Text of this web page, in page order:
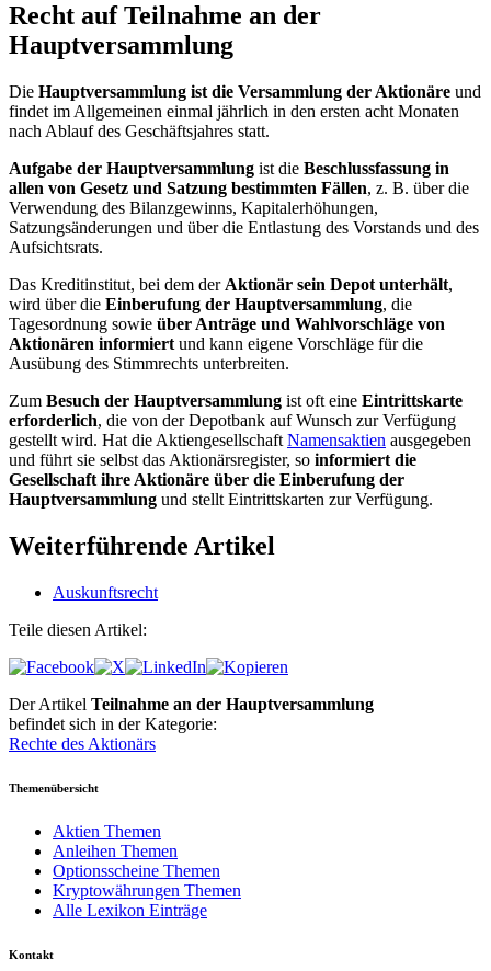
Recht auf Teilnahme an der
Hauptversammlung
Die Hauptversammlung ist die Versammlung der Aktionäre und
findet im Allgemeinen einmal jährlich in den ersten acht Monaten
nach Ablauf des Geschäftsjahres statt.
Aufgabe der Hauptversammlung ist die Beschlussfassung in
allen von Gesetz und Satzung bestimmten Fällen, z. B. über die
Verwendung des Bilanzgewinns, Kapitalerhöhungen,
Satzungsänderungen und über die Entlastung des Vorstands und des
Aufsichtsrats.
Das Kreditinstitut, bei dem der Aktionär sein Depot unterhält,
wird über die Einberufung der Hauptversammlung, die
Tagesordnung sowie über Anträge und Wahlvorschläge von
Aktionären informiert und kann eigene Vorschläge für die
Ausübung des Stimmrechts unterbreiten.
Zum Besuch der Hauptversammlung ist oft eine Eintrittskarte
erforderlich, die von der Depotbank auf Wunsch zur Verfügung
gestellt wird. Hat die Aktiengesellschaft Namensaktien ausgegeben
und führt sie selbst das Aktionärsregister, so informiert die
Gesellschaft ihre Aktionäre über die Einberufung der
Hauptversammlung und stellt Eintrittskarten zur Verfügung.
Weiterführende Artikel
Auskunftsrecht
Teile diesen Artikel:
Der Artikel Teilnahme an der Hauptversammlung
befindet sich in der Kategorie:
Rechte des Aktionärs
Themenübersicht
Aktien Themen
Anleihen Themen
Optionsscheine Themen
Kryptowährungen Themen
Alle Lexikon Einträge
Kontakt